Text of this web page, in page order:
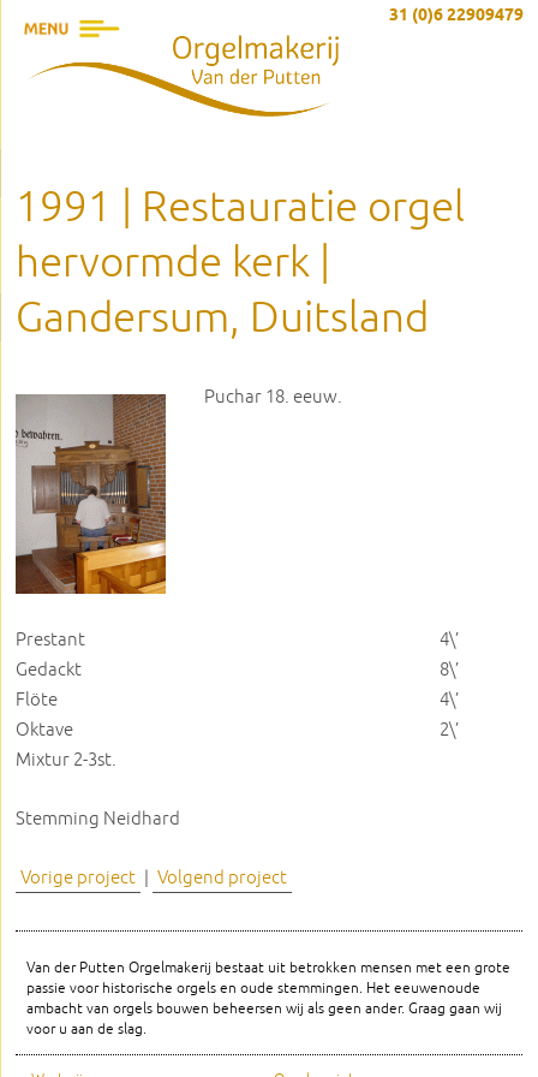
1991 | Restauratie orgel
hervormde kerk |
Gandersum, Duitsland
Puchar 18. eeuw.
Prestant
4\’
Gedackt
8\’
Flöte
4\’
Oktave
2\’
Mixtur 2-3st.
Stemming Neidhard
Vorige project | Volgend project
Van der Putten Orgelmakerij bestaat uit betrokken mensen met een grote
passie voor historische orgels en oude stemmingen. Het eeuwenoude
ambacht van orgels bouwen beheersen wij als geen ander. Graag gaan wij
voor u aan de slag.
31 (0)6 22909479